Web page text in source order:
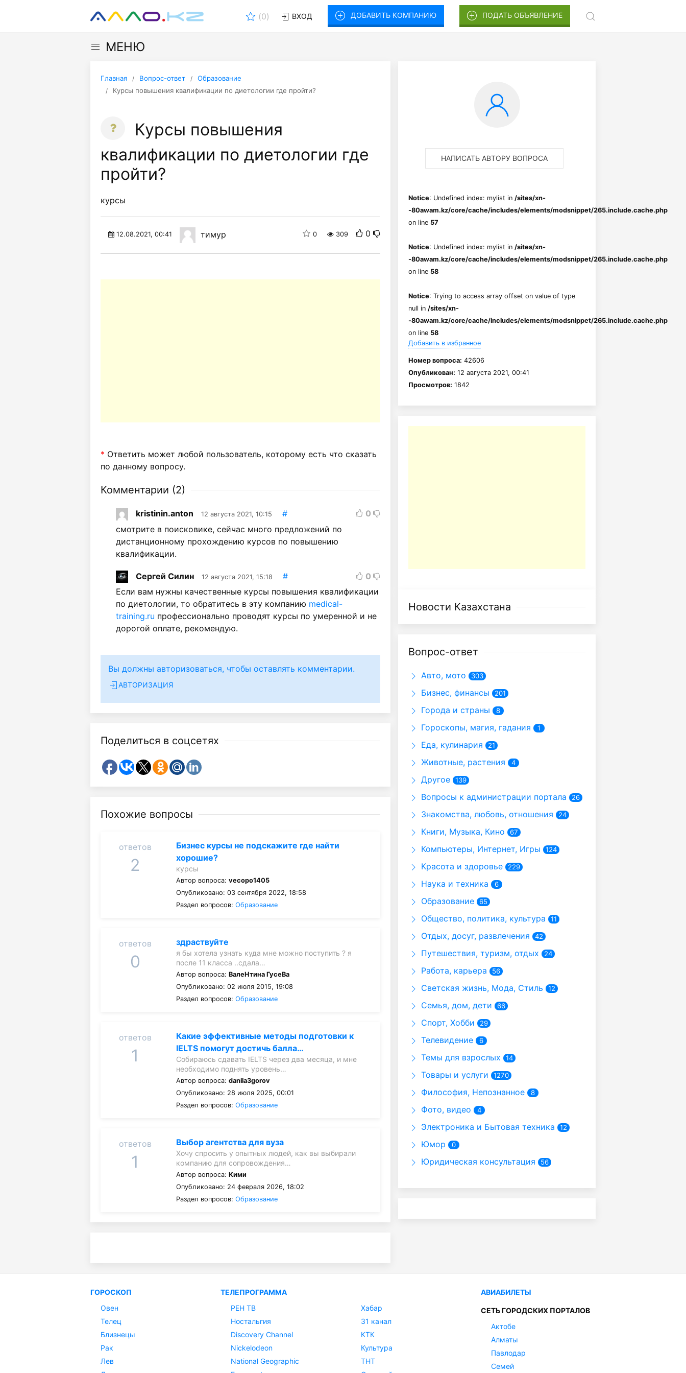
(0) ВХОД ДОБАВИТЬ КОМПАНИЮ ПОДАТЬ ОБЪЯВЛЕНИЕ
МЕНЮ
Главная Вопрос-ответ
Образование
Курсы повышения квалификации по диетологии где пройти?
Курсы повышения
квалификации по диетологии где
пройти?
курсы
12.08.2021, 00:41 тимур 0 309 0
* Ответить может любой пользователь, которому есть что сказать
по данному вопросу.
Комментарии (2)
kristinin.anton 12 августа 2021, 10:15 #
0
смотрите в поисковике, сейчас много предложений по
дистанционному прохождению курсов по повышению
квалификации.
Сергей Силин 12 августа 2021, 15:18 #
0
Если вам нужны качественные курсы повышения квалификации
по диетологии, то обратитесь в эту компанию medical-
training.ru профессионально проводят курсы по умеренной и не
дорогой оплате, рекомендую.
Вы должны авторизоваться, чтобы оставлять комментарии.
АВТОРИЗАЦИЯ
Поделиться в соцсетях
Похожие вопросы
ответов
2
Бизнес курсы не подскажите где найти
хорошие?
курсы
Автор вопроса:vecopo1405
Опубликовано: 03 сентября 2022, 18:58
Раздел вопросов:Образование
ответов
0
здраствуйте
я бы хотела узнать куда мне можно поступить ? я
после 11 класса ..сдала…
Автор вопроса:ВалеНтина ГусеВа
Опубликовано: 02 июля 2015, 19:08
Раздел вопросов:Образование
ответов
1
Какие эффективные методы подготовки к
IELTS помогут достичь балла…
Собираюсь сдавать IELTS через два месяца, и мне
необходимо поднять уровень…
Автор вопроса:danila3gorov
Опубликовано: 28 июля 2025, 00:01
Раздел вопросов:Образование
ответов
1
Выбор агентства для вуза
Хочу спросить у опытных людей, как вы выбирали
компанию для сопровождения…
Автор вопроса:Кими
Опубликовано: 24 февраля 2026, 18:02
Раздел вопросов:Образование
НАПИСАТЬ АВТОРУ ВОПРОСА
Notice: Undefined index: mylist in /sites/xn-
-80awam.kz/core/cache/includes/elements/modsnippet/265.include.cache.php
on line 57
Notice: Undefined index: mylist in /sites/xn-
-80awam.kz/core/cache/includes/elements/modsnippet/265.include.cache.php
on line 58
Notice: Trying to access array offset on value of type
null in /sites/xn-
-80awam.kz/core/cache/includes/elements/modsnippet/265.include.cache.php
on line 58
Добавить в избранное
Номер вопроса: 42606
Опубликован: 12 августа 2021, 00:41
Просмотров: 1842
Новости Казахстана
Вопрос-ответ
Авто, мото 303
Бизнес, финансы 201
Города и страны 8
Гороскопы, магия, гадания 1
Еда, кулинария 21
Животные, растения 4
Другое 139
Вопросы к администрации портала 26
Знакомства, любовь, отношения 24
Книги, Музыка, Кино 67
Компьютеры, Интернет, Игры 124
Красота и здоровье 229
Наука и техника 6
Образование 65
Общество, политика, культура 11
Отдых, досуг, развлечения 42
Путешествия, туризм, отдых 24
Работа, карьера 56
Светская жизнь, Мода, Стиль 12
Семья, дом, дети 66
Спорт, Хобби 29
Телевидение 6
Темы для взрослых 14
Товары и услуги 1270
Философия, Непознанное 8
Фото, видео 4
Электроника и Бытовая техника 12
Юмор 0
Юридическая консультация 56
ГОРОСКОП
Овен
Телец
Близнецы
Рак
Лев
ТЕЛЕПРОГРАММА
РЕН ТВ
Ностальгия
Discovery Channel
Nickelodeon
National Geographic
Хабар
31 канал
КТК
Культура
ТНТ
АВИАБИЛЕТЫ
СЕТЬ ГОРОДСКИХ ПОРТАЛОВ
Актобе
Алматы
Павлодар
Семей